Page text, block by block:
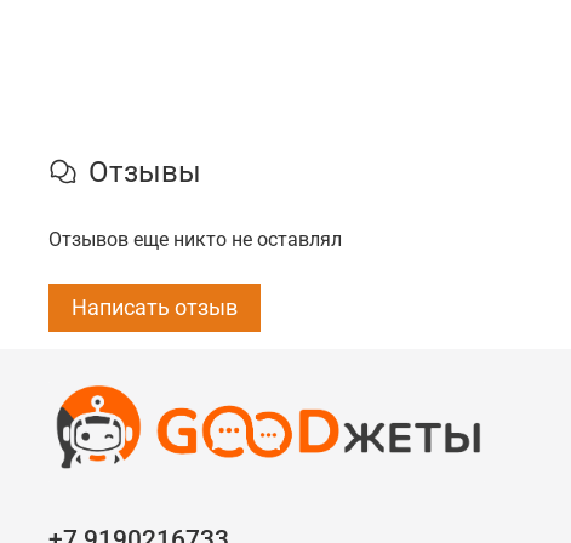
Отзывы
Отзывов еще никто не оставлял
Написать отзыв